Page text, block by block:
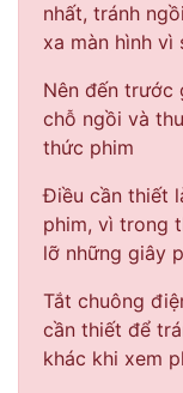
nhất, tránh
xa màn hình vì
Nên đến trước
chỗ ngồi và
thức phim
Điều cần thiết
phim, vì trong
lỡ những giây
Tắt chuông
cần thiết để
khác khi xem